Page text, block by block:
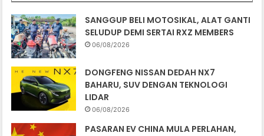
SANGGUP BELI MOTOSIKAL, ALAT GANTI
SELUDUP DEMI SERTAI RXZ MEMBERS
06/08/2026
DONGFENG NISSAN DEDAH NX7
BAHARU, SUV DENGAN TEKNOLOGI
LIDAR
06/08/2026
PASARAN EV CHINA MULA PERLAHAN,